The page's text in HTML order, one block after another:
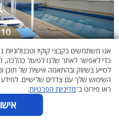
10
וילה אחוזת מרלו - MERLOT
גליל עליון, דלתון
אנו משתמשים בקבצי קוקיז
כדי לאפשר לאתר שלנו לפעול
לסייע בשיווק ובהתאמה אישית של תוכן
השימוש שלך עם צדדים שלישיים.
ראו פירוט ב־מדיניות הפרטיות.